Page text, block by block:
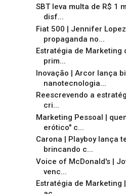
SBT leva multa de R$ 1
disf...
Fiat 500 | Jennifer
propaganda no...
Estratégia de Marketing
prim...
Inovação | Arcor lança
nanotecnologia...
Reescrevendo a
cri...
Marketing Pessoal |
erótico" c...
Carona | Playboy lança
brincando c...
Voice of McDonald's |
venc...
Estratégia de Marketing